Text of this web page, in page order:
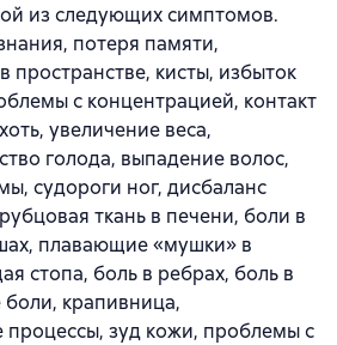
из следующих симптомов.
потеря памяти,
пространстве, кисты, избыток
с концентрацией, контакт
увеличение веса,
голода, выпадение волос,
судороги ног, дисбаланс
ткань в печени, боли в
плавающие «мушки» в
стопа, боль в ребрах, боль в
боли, крапивница,
процессы, зуд кожи, проблемы с